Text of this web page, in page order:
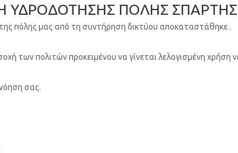
ΥΔΡΟΔΟΤΗΣΗΣ ΠΟΛΗΣ ΣΠΑΡΤΗΣ
πόλης μας από τη συντήρηση δικτύου αποκαταστάθηκε .
των πολιτών προκειμένου να γίνεται λελογισμένη χρήση
σας.